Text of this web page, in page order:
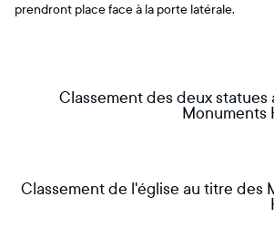
prendront place face à la porte latérale.
Classement des deux statues
Monuments
Classement de l'église au titre des